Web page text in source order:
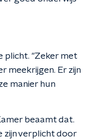
plicht. "Zeker met
meekrijgen. Er zijn
manier hun
beaamt dat.
zijn verplicht door